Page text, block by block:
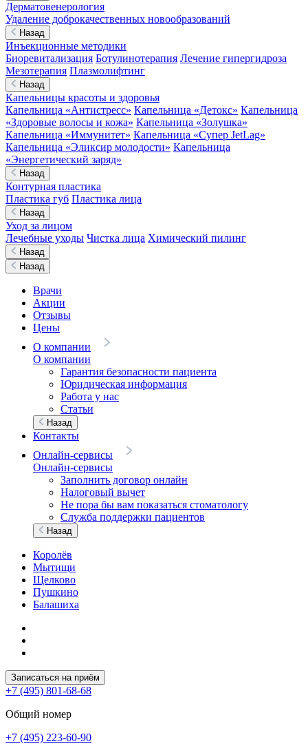
Дерматовенерология
Удаление доброкачественных новообразований
Назад
Инъекционные методики
Биоревитализация Ботулинотерапия Лечение гипергидроза
Мезотерапия Плазмолифтинг
Назад
Капельницы красоты и здоровья
Капельница «Антистресс» Капельница «Детокс» Капельница
«Здоровые волосы и кожа» Капельница «Золушка»
Капельница «Иммунитет» Капельница «Супер JetLag»
Капельница «Эликсир молодости» Капельница
«Энергетический заряд»
Назад
Контурная пластика
Пластика губ Пластика лица
Назад
Уход за лицом
Лечебные уходы Чистка лица Химический пилинг
Назад
Назад
Врачи
Акции
Отзывы
Цены
О компании
О компании
Гарантия безопасности пациента
Юридическая информация
Работа у нас
Статьи
Назад
Контакты
Онлайн-сервисы
Онлайн-сервисы
Заполнить договор онлайн
Налоговый вычет
Не пора бы вам показаться стоматологу
Служба поддержки пациентов
Назад
Королёв
Мытищи
Щелково
Пушкино
Балашиха
Записаться на приём
+7 (495) 801-68-68
Общий номер
+7 (495) 223-60-90